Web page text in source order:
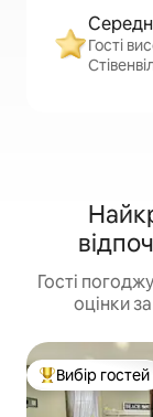
Гості
Гості
оцінки
Топ вибір
Вибір гостей